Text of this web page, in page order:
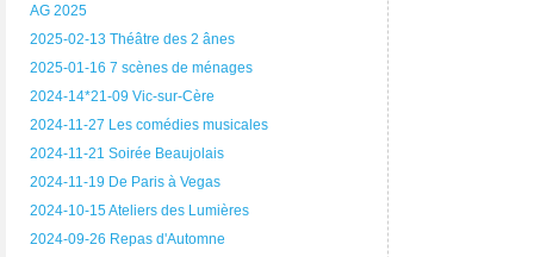
AG 2025
2025-02-13 Théâtre des 2 ânes
2025-01-16 7 scènes de ménages
2024-14*21-09 Vic-sur-Cère
2024-11-27 Les comédies musicales
2024-11-21 Soirée Beaujolais
2024-11-19 De Paris à Vegas
2024-10-15 Ateliers des Lumières
2024-09-26 Repas d'Automne